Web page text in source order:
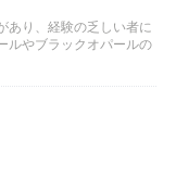
あり、経験の乏しい者に
ルやブラックオパールの